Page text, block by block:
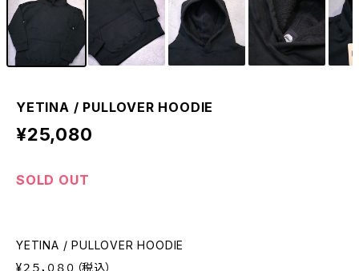
YETINA / PULLOVER HOODIE
¥25,080
SOLD OUT
YETINA / PULLOVER HOODIE
¥２５，０８０（税込）